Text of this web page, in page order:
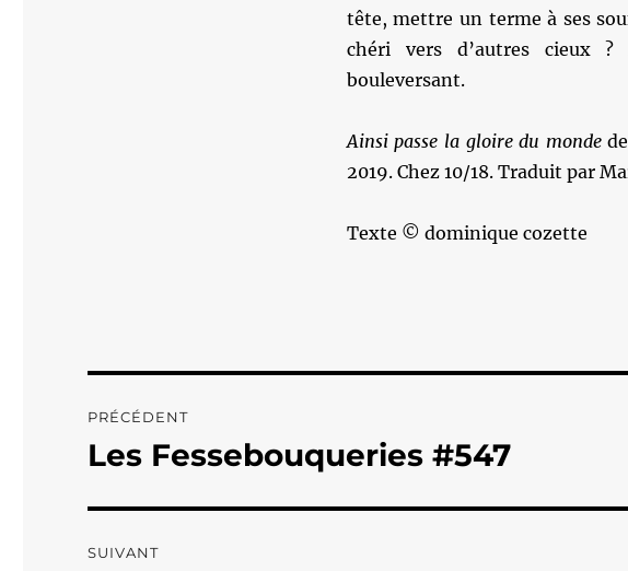
tête, mettre un terme à ses
chéri vers d’autres cieux
bouleversant.
Ainsi passe la gloire du monde
2019. Chez 10/18. Traduit par
Texte © dominique cozette
de
PRÉCÉDENT
Publication
Les Fessebouqueries #547
SUIVANT